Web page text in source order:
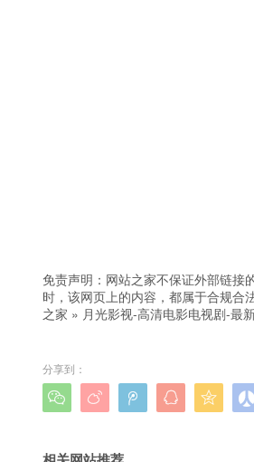
免责声明：网站之家不保证外部链接
时，该网页上的内容，都属于合规合
之家 » 月光影视-高清电影电视剧-最
分享到：
     